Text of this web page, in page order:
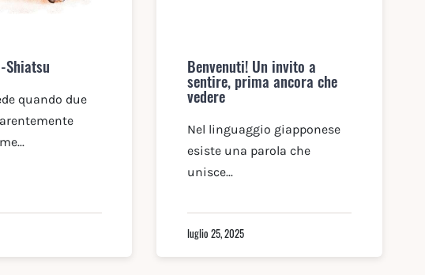
Shiatsu
quando due
Benvenuti! Un invito a
sentire, prima ancora che
vedere
Nel linguaggio giapponese
esiste una parola che
unisce...
luglio 25, 2025